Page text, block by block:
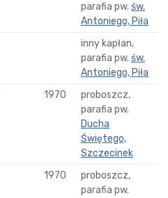
parafia pw. św.
Antoniego, Piła
inny kapłan,
parafia pw. św.
Antoniego, Piła
1970
proboszcz,
parafia pw.
Ducha
Świętego,
Szczecinek
1970
proboszcz,
parafia pw.